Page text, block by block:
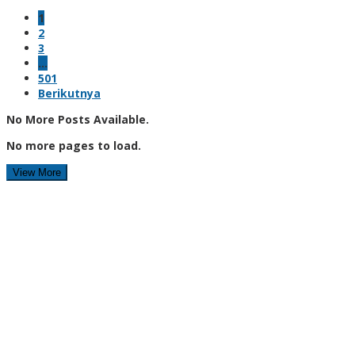
1
2
3
…
501
Berikutnya
No More Posts Available.
No more pages to load.
View More